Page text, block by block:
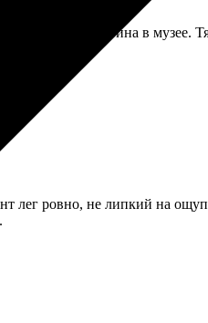
как картина в
лег ровно, не липкий на